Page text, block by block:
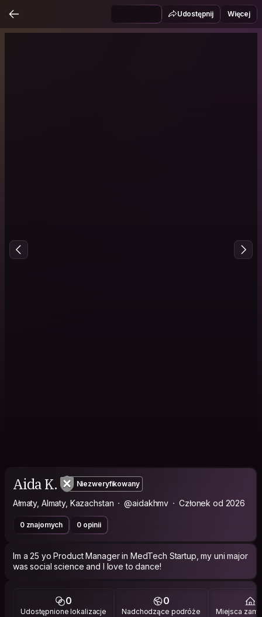
Udostępnij Więcej
Aida K. Niezweryfikowany
Ałmaty, Almaty, Kazachstan @aidakhmv Członek od 2026
0 znajomych 0 opinii
Im a 25 yo Product Manager in MedTech Startup, my uni major
was social science and I love to dance!
0
Udostępnione lokalizacje
0
Nadchodzące podróże Miejsca